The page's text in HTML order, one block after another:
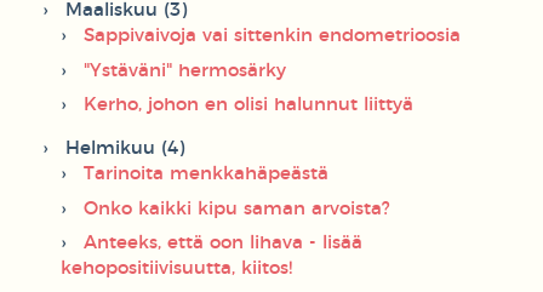
Maaliskuu (3)
Sappivaivoja vai sittenkin endometrioosia
"Ystäväni" hermosärky
Kerho, johon en olisi halunnut liittyä
Helmikuu (4)
Tarinoita menkkahäpeästä
Onko kaikki kipu saman arvoista?
Anteeks, että oon lihava - lisää
kehopositiivisuutta, kiitos!